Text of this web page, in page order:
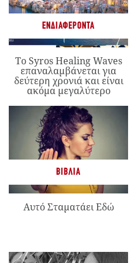
ΕΝΔΙΑΦΈΡΟΝΤΑ
Το Syros Healing Waves
επαναλαμβάνεται για
δεύτερη χρονιά και είναι
ακόμα μεγαλύτερο
ΒΙΒΛΊΑ
Αυτό Σταματάει Εδώ